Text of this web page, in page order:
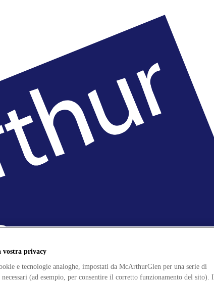
vostra privacy
e tecnologie analoghe, impostati da McArthurGlen per una serie di
(ad esempio, per consentire il corretto funzionamento del sito). I